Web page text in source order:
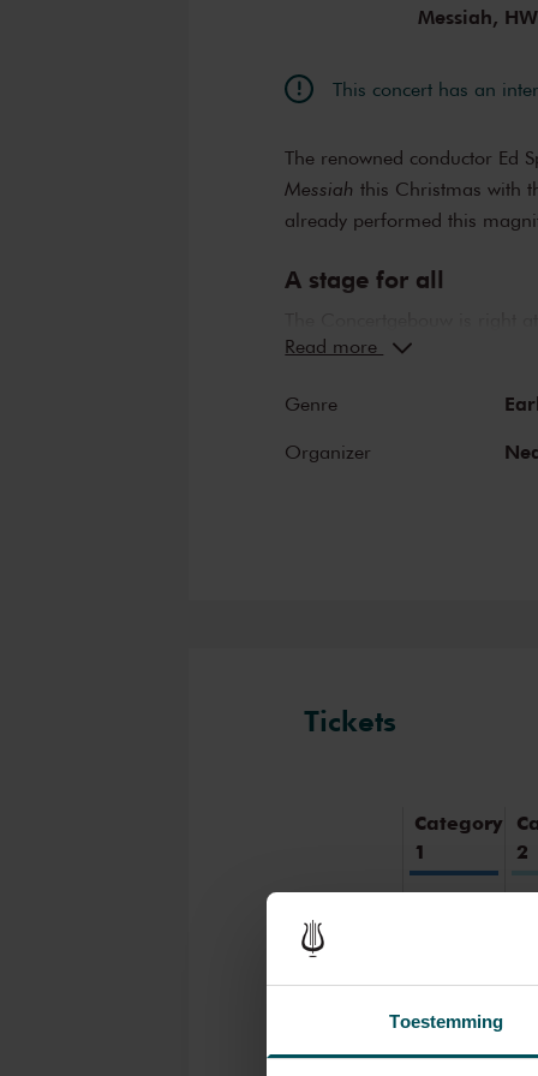
Toestemming
David Jansen
Messiah,
This concert has an
The renowned conductor Ed
Messiah this Christmas with
already performed this
A stage for all
love to welcome the best
Concertgebouw is always
period of rehearsals. Please
Read more
Genre
Organizer
Tickets
Category
1
2
Standard
€26.00